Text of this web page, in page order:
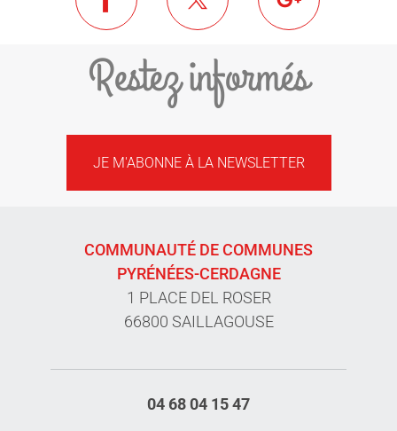
Restez informés
JE M'ABONNE À LA NEWSLETTER
COMMUNAUTÉ DE COMMUNES
PYRÉNÉES-CERDAGNE
1 PLACE DEL ROSER
66800 SAILLAGOUSE
04 68 04 15 47